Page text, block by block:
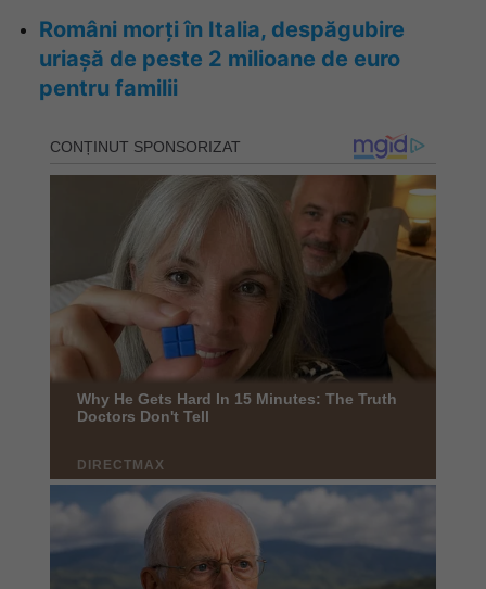
Români morți în Italia, despăgubire
uriașă de peste 2 milioane de euro
pentru familii